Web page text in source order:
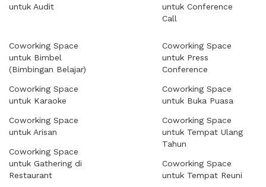
untuk Audit
untuk Conference
Call
Coworking Space
untuk Bimbel
(Bimbingan Belajar)
Coworking Space
untuk Karaoke
Coworking Space
untuk Arisan
Coworking Space
untuk Gathering di
Restaurant
Coworking Space
untuk Press
Conference
Coworking Space
untuk Buka Puasa
Coworking Space
untuk Tempat Ulang
Tahun
Coworking Space
untuk Tempat Reuni